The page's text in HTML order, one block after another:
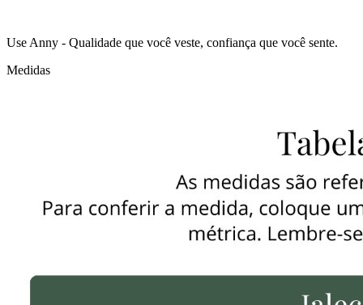
Use Anny - Qualidade que você veste, confiança que você sente.
Medidas